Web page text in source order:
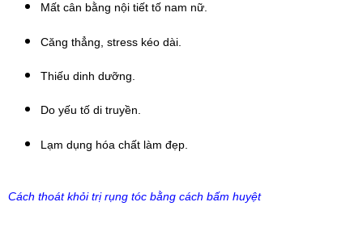
Mất cân bằng nội tiết tố nam nữ.
Căng thẳng, stress kéo dài.
Thiếu dinh dưỡng.
Do yếu tố di truyền.
Lạm dụng hóa chất làm đẹp.
Cách thoát khỏi trị rụng tóc bằng cách bấm huyệt